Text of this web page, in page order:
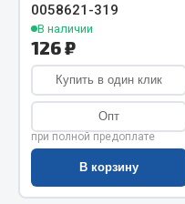
Сцепление
Коробка передач
Коробка передач ZF
Весь раздел
Запчасти МАЗ
0058621-319
В наличии
126 ₽
Купить в один клик
Опт
при полной предоплате
В корзину